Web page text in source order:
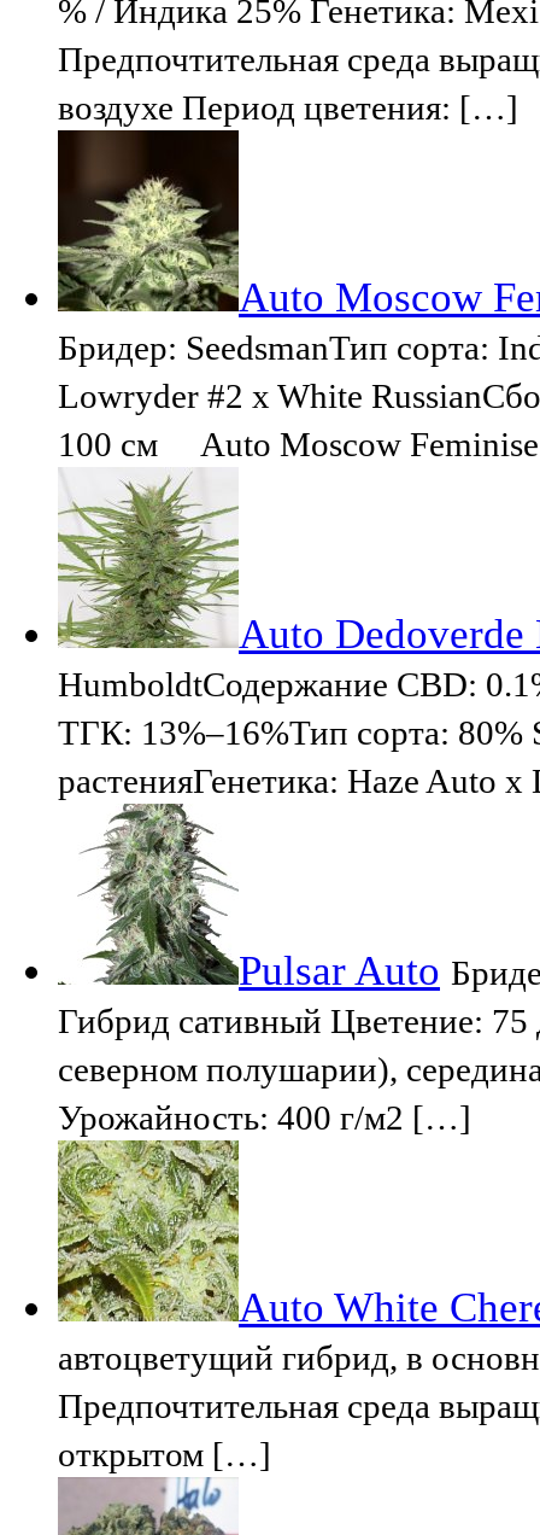
% / Индика 25% Генетика:
Предпочтительная среда
воздухе Период цветения: […]
Auto Moscow
Бридер: SeedsmanТип сорта:
Lowryder #2 x White
100 см Auto Moscow
Auto Dedoverde
HumboldtСодержание CBD:
ТГК: 13%–16%Тип сорта: 80%
растенияГенетика: Haze Auto
Pulsar Auto
Гибрид сативный Цветение:
северном полушарии),
Урожайность: 400 г/м2 […]
Auto White
автоцветущий гибрид, в
Предпочтительная среда
открытом […]